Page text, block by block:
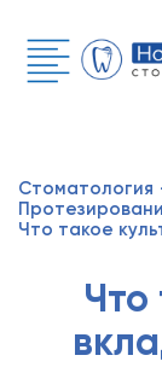
Стоматология
Что такое
Что